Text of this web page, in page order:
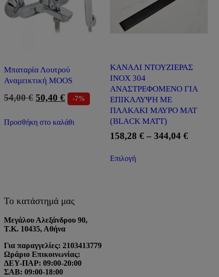
Μπαταρία Λουτρού
Αναμεικτική MOOS
54,00€ Original
price
54,00 €.
50,40 € Η
τρέχουσα
είναι:
-7%
Προσθήκη στο καλάθι
ΚΑΝΑΛΙ ΝΤΟΥΖΙΕΡΑΣ
INOX 304
ΑΝΑΣΤΡΕΦΟΜΕΝΟ ΓΙΑ
ΕΠΙΚΑΛΥΨΗ ΜΕ
ΠΛΑΚΑΚΙ ΜΑΥΡΟ ΜΑΤ
(BLACK MATT)
158,28 € – 344,04 €Price
Επιλογήτο
Το κατάστημά μας
Μεγάλου Αλεξάνδρου 90,
Τ.Κ. 10435, Αθήνα
Για παραγγελίες: 2103413779
Ωράριο Επικοινωνίας:
ΔΕΥ-ΠΑΡ: 09:00-20:00
ΣΑΒ: 09:00-18:00